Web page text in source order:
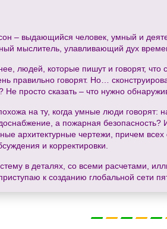
– выдающийся человек, умный и
мыслитель, улавливающий дух
людей, которые пишут и говорят, что
правильно говорят. Но…
Не просто сказать – что нужно
на ту, когда умные люди говорят:
а пожарная безопасность?
архитектурные чертежи, причем
и корректировки.
в деталях, со всеми расчетами,
к созданию глобальной сети